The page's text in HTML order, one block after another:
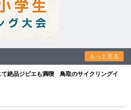
もっと見る
て絶品ジビエも満喫 鳥取のサイクリングイ